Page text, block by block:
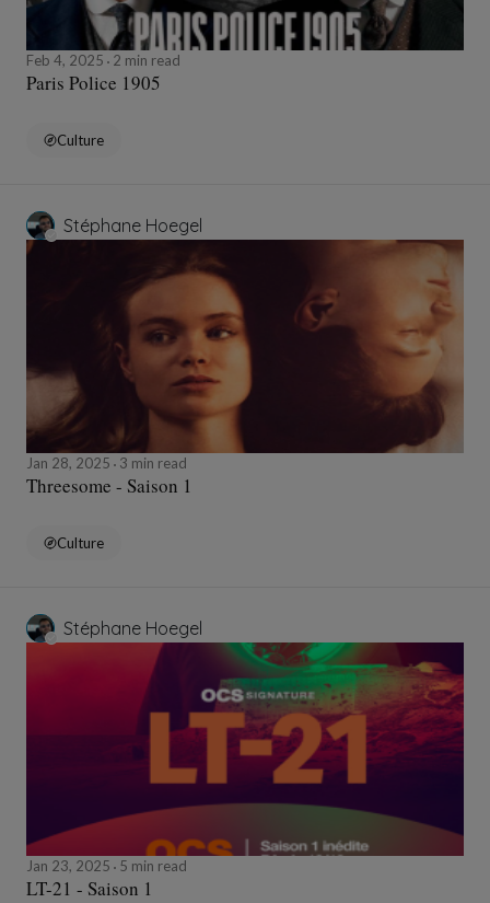
Feb 4, 2025 2 min read
Paris Police 1905
Culture
Stéphane Hoegel
Jan 28, 2025 3 min read
Threesome - Saison 1
Culture
Stéphane Hoegel
Jan 23, 2025 5 min read
LT-21 - Saison 1